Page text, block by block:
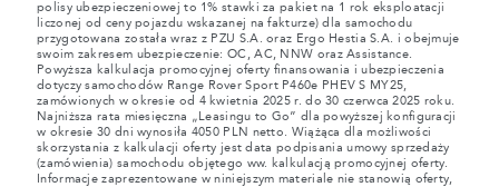
polisy ubezpieczeniowej to 1% stawki za pakiet na 1 rok eksploatacji
liczonej od ceny pojazdu wskazanej na fakturze) dla samochodu
przygotowana została wraz z PZU S.A. oraz Ergo Hestia S.A. i obejmuje
swoim zakresem ubezpieczenie: OC, AC, NNW oraz Assistance.
Powyższa kalkulacja promocyjnej oferty finansowania i ubezpieczenia
dotyczy samochodów Range Rover Sport P460e PHEV S MY25,
zamówionych w okresie od 4 kwietnia 2025 r. do 30 czerwca 2025 roku.
Najniższa rata miesięczna „Leasingu to Go” dla powyższej konfiguracji
w okresie 30 dni wynosiła 4050 PLN netto. Wiążąca dla możliwości
skorzystania z kalkulacji oferty jest data podpisania umowy sprzedaży
(zamówienia) samochodu objętego ww. kalkulacją promocyjnej oferty.
Informacje zaprezentowane w niniejszym materiale nie stanowią oferty,